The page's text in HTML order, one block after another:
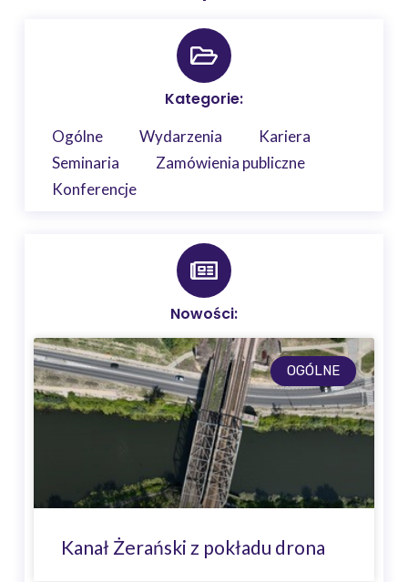
Kategorie:
Ogólne Wydarzenia
Kariera
Seminaria
Zamówienia publiczne
Konferencje
Nowości:
OGÓLNE
Kanał Żerański z pokładu drona